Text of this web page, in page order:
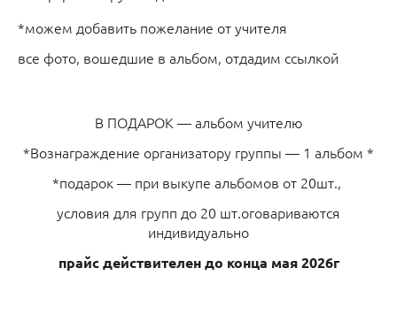
*можем добавить пожелание от учителя
все фото, вошедшие в альбом, отдадим ссылкой
В ПОДАРОК — альбом учителю
*Вознаграждение организатору группы — 1 альбом *
*подарок — при выкупе альбомов от 20шт.,
условия для групп до 20 шт.оговариваются
индивидуально
прайс действителен до конца мая 2026г